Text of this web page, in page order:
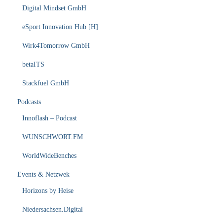
Digital Mindset GmbH
eSport Innovation Hub [H]
Wirk4Tomorrow GmbH
betaITS
Stackfuel GmbH
Podcasts
Innoflash – Podcast
WUNSCHWORT.FM
WorldWideBenches
Events & Netzwek
Horizons by Heise
Niedersachsen.Digital